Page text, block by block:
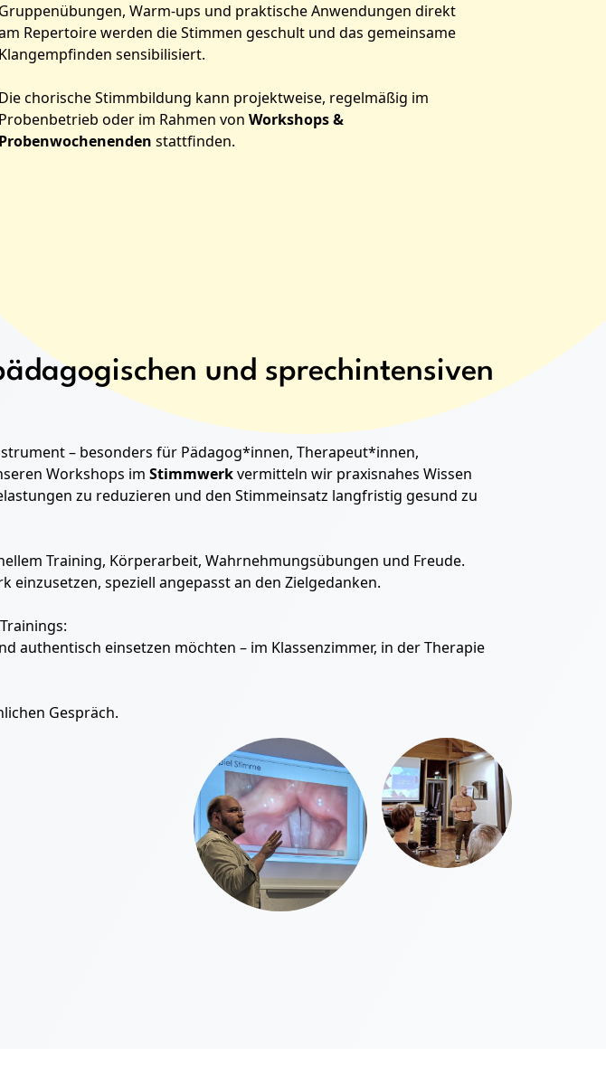
Gruppenübungen, Warm-ups und praktische Anwendungen direkt
Repertoire werden die Stimmen geschult und das gemeinsame
Klangempfinden sensibilisiert.
Die chorische Stimmbildung kann projektweise, regelmäßig im
Probenbetrieb oder im Rahmen von Workshops &
Probenwochenenden stattfinden.
und sprechintensiven
– besonders für Pädagog*innen, Therapeut*innen,
Workshops im Stimmwerkvermitteln wir praxisnahes Wissen
zu reduzieren und den Stimmeinsatz langfristig gesund zu
Training, Körperarbeit, Wahrnehmungsübungen und Freude.
speziell angepasst an den Zielgedanken.
authentisch einsetzen möchten – im Klassenzimmer, in der Therapie
Gespräch.